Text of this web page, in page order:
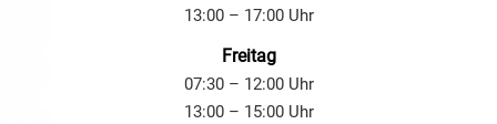
13:00 – 17:00 Uhr
Freitag
07:30 – 12:00 Uhr
13:00 – 15:00 Uhr